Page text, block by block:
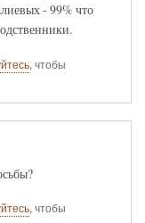
- 99% что
, чтобы
, чтобы